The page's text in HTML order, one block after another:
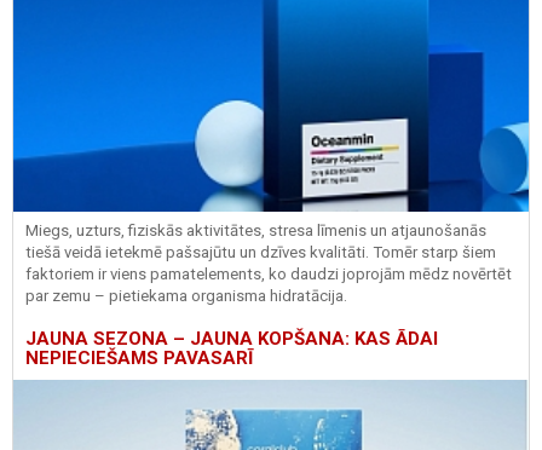
Miegs, uzturs, fiziskās aktivitātes, stresa līmenis un atjaunošanās
tiešā veidā ietekmē pašsajūtu un dzīves kvalitāti. Tomēr starp šiem
faktoriem ir viens pamatelements, ko daudzi joprojām mēdz novērtēt
par zemu – pietiekama organisma hidratācija.
JAUNA SEZONA – JAUNA KOPŠANA: KAS ĀDAI
NEPIECIEŠAMS PAVASARĪ